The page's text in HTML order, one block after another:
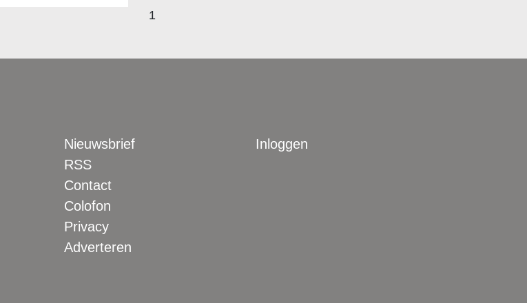
1
Nieuwsbrief
RSS
Contact
Colofon
Privacy
Adverteren
Inloggen